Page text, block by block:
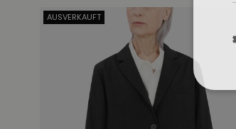
AUSVERKAUFT